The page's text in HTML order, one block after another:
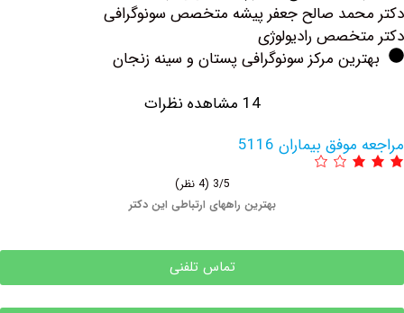
صالح جعفر پیشه متخصص سونوگرافی
رادیولوژی
مرکز سونوگرافی پستان و سینه زنجان
بیماران 5116
بهترین راههای ارتباطی این دکتر
تماس تلفنی